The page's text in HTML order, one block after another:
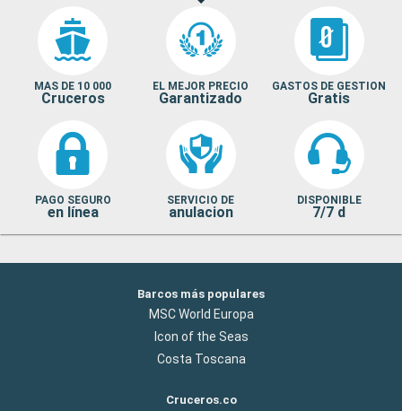
MAS DE 10 000
Cruceros
EL MEJOR PRECIO
Garantizado
GASTOS DE GESTION
Gratis
PAGO SEGURO
en línea
SERVICIO DE
anulacion
DISPONIBLE
7/7 d
Barcos más populares
MSC World Europa
Icon of the Seas
Costa Toscana
Cruceros.co